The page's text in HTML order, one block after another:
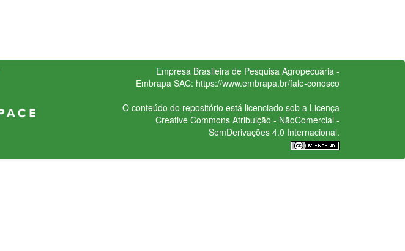
Empresa Brasileira de Pesquisa Agropecuária -
Embrapa SAC: https://www.embrapa.br/fale-conosco
O conteúdo do repositório está licenciado sob a Licença
Creative CommonsAtribuição - NãoComercial -
SemDerivações 4.0 Internacional.